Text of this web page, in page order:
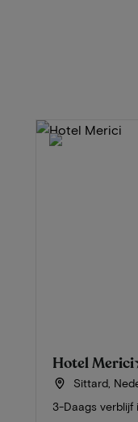
Hotel Merici
Sittard,
3-Daags verblijf